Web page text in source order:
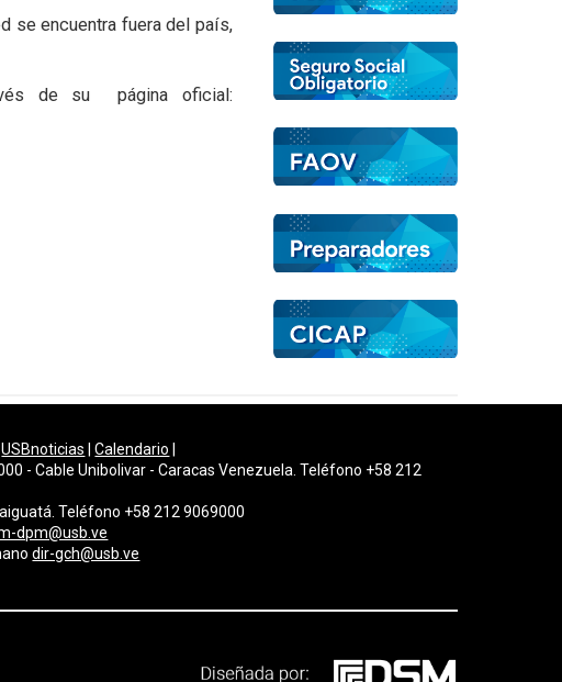
se encuentra fuera del país,
de su página oficial:
|USBnoticias |Calendario
- Cable Unibolivar - Caracas Venezuela. Teléfono +58 212
Teléfono +58 212 9069000
dpm@usb.ve
dir-gch@usb.ve